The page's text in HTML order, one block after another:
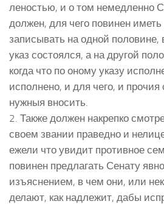
леностью, и о том немедленно
должен, для чего повинен иметь
записывать на одной половине,
указ состоялся, а на другой
когда что по оному указу
исполнено, и для чего, и прочия
нужныя вносить.
2. Также должен накрепко
своем звании праведно и
ежели что увидит противное
повинен предлагать Сенату
изъяснением, в чем они, или
делают, как надлежит, дабы